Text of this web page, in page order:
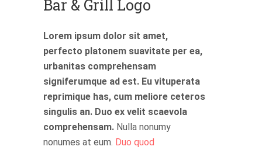
Bar & Grill Logo
Lorem ipsum dolor sit amet,
perfecto platonem suavitate per ea,
urbanitas comprehensam
signiferumque ad est. Eu vituperata
reprimique has, cum meliore ceteros
singulis an. Duo ex velit scaevola
comprehensam. Nulla nonumy
nonumes at eum. Duo quod